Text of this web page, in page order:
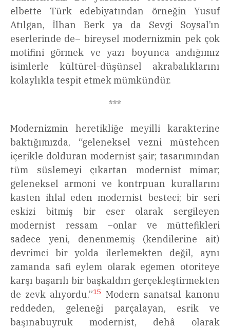
elbette Türk edebiyatından örneğin Yusuf
Atılgan, İlhan Berk ya da Sevgi Soysal’ın
eserlerinde de– bireysel modernizmin pek çok
motifini görmek ve yazı boyunca andığımız
isimlerle kültürel-düşünsel akrabalıklarını
kolaylıkla tespit etmek mümkündür.
***
Modernizmin heretikliğe meyilli karakterine
baktığımızda, “geleneksel vezni müstehcen
içerikle dolduran modernist şair; tasarımından
tüm süslemeyi çıkartan modernist mimar;
geleneksel armoni ve kontrpuan kurallarını
kasten ihlal eden modernist besteci; bir seri
eskizi bitmiş bir eser olarak sergileyen
modernist ressam –onlar ve müttefikleri
sadece yeni, denenmemiş (kendilerine ait)
devrimci bir yolda ilerlemekten değil, aynı
zamanda safi eylem olarak egemen otoriteye
karşı başarılı bir başkaldırı gerçekleştirmekten
de zevk alıyordu.”15 Modern sanatsal kanonu
reddeden, geleneği parçalayan, esrik ve
başınabuyruk modernist, dehâ olarak